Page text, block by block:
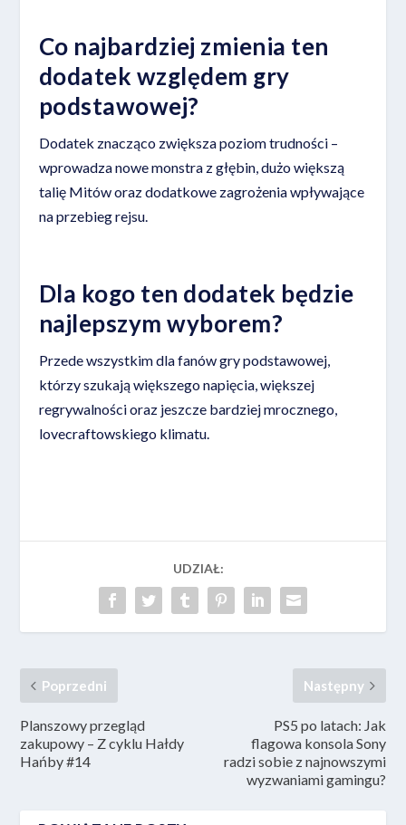
Co najbardziej zmienia ten
dodatek względem gry
podstawowej?
Dodatek znacząco zwiększa poziom trudności –
wprowadza nowe monstra z głębin, dużo większą
talię Mitów oraz dodatkowe zagrożenia wpływające
na przebieg rejsu.
Dla kogo ten dodatek będzie
najlepszym wyborem?
Przede wszystkim dla fanów gry podstawowej,
którzy szukają większego napięcia, większej
regrywalności oraz jeszcze bardziej mrocznego,
lovecraftowskiego klimatu.
UDZIAŁ:
Poprzedni
Planszowy przegląd
zakupowy – Z cyklu Hałdy
Hańby #14
Następny
PS5 po latach: Jak
flagowa konsola Sony
radzi sobie z najnowszymi
wyzwaniami gamingu?